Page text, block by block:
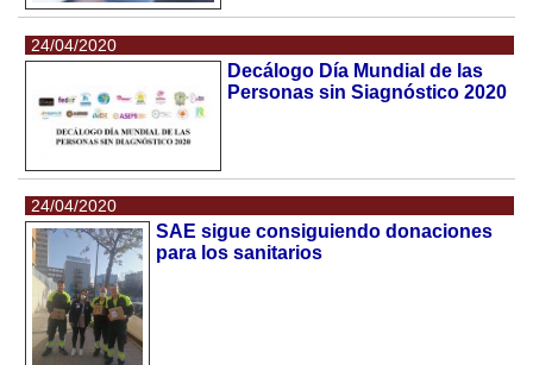
24/04/2020
Decálogo Día Mundial de las
Personas sin Siagnóstico 2020
24/04/2020
SAE sigue consiguiendo donaciones
para los sanitarios